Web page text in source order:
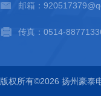
邮箱：
传真：0514-
版权所有©2026 扬州豪泰